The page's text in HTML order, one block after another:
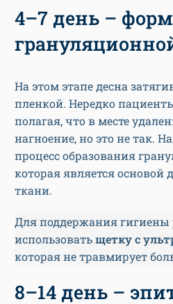
4–7 день –
На этом этапе десна
пленкой. Нередко
полагая, что в месте
нагноение, но это не так.
процесс образования
которая является основой
ткани.
Для поддержания гигиены
использоватьщетку с
которая не травмирует
8–14 день –